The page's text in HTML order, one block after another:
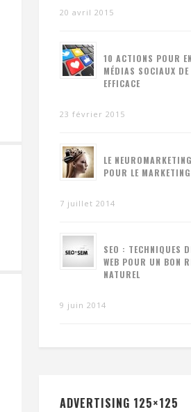
20 avril 2015
10 ACTIONS POUR
MÉDIAS SOCIAUX DE
EFFICACE
23 février 2015
LE
POUR LE
7 juillet 2014
SEO : TECHNIQUES
WEB POUR UN BON
NATUREL
9 juin 2014
ADVERTISING 125×125